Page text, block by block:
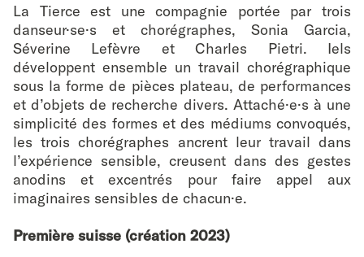
La Tierce est une compagnie portée par trois
danseur·se·s et chorégraphes, Sonia Garcia,
Séverine Lefèvre et Charles Pietri. Iels
développent ensemble un travail chorégraphique
sous la forme de pièces plateau, de performances
et d’objets de recherche divers. Attaché·e·s à une
simplicité des formes et des médiums convoqués,
les trois chorégraphes ancrent leur travail dans
l’expérience sensible, creusent dans des gestes
anodins et excentrés pour faire appel aux
imaginaires sensibles de chacun·e.
Première suisse (création 2023)